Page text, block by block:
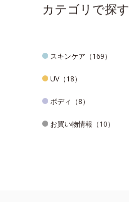
カテゴリで探す
スキンケア（169）
UV（18）
ボディ（8）
お買い物情報（10）